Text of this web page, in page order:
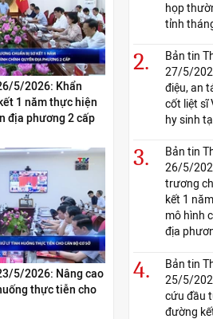
họp
tỉnh
2.
Bản tin
27/5/
điệu, an
cốt liệt sĩ
hy sinh
3.
Bản tin
26/5/
trương
kết 1
mô hình
địa
4.
Bản tin
25/5/
cứu đầu
đường
5/2026: Khẩn
1 năm thực hiện
địa phương 2 cấp
5/2026: Nâng cao
thực tiễn cho